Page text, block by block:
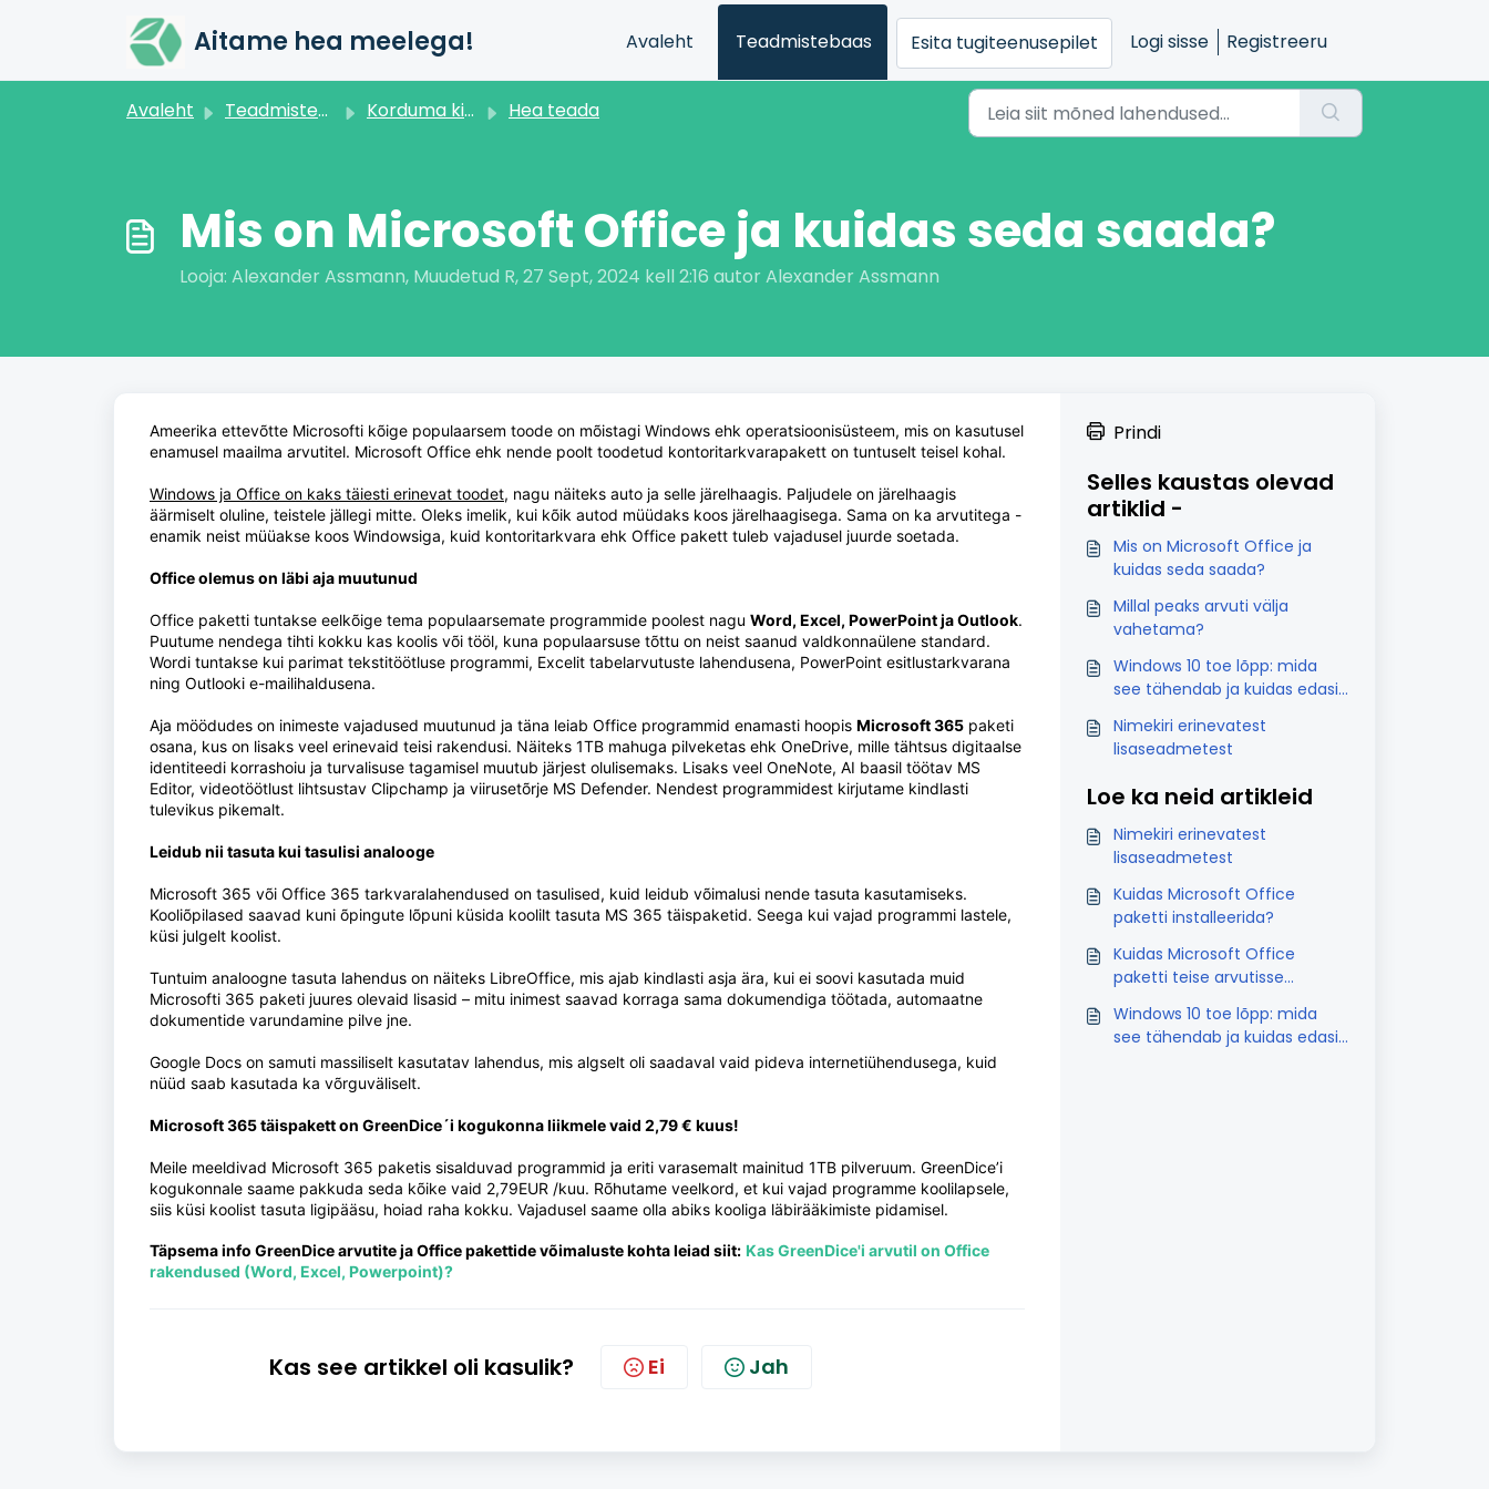
Aitame hea meelega! Avaleht Teadmistebaas Esita tugiteenusepilet Logi sisse Registreeru
Avaleht Teadmistebaas Korduma kippuvad küsimused Hea teada
Mis on Microsoft Office ja kuidas seda saada?
Looja: Alexander Assmann, Muudetud R, 27 Sept, 2024 kell 2:16 autor Alexander Assmann
Ameerika ettevõtte Microsofti kõige populaarsem toode on mõistagi Windows ehk operatsioonisüsteem, mis on kasutusel
enamusel maailma arvutitel. Microsoft Office ehk nende poolt toodetud kontoritarkvarapakett on tuntuselt teisel kohal.
Windows ja Office on kaks täiesti erinevat toodet, nagu näiteks auto ja selle järelhaagis. Paljudele on järelhaagis
äärmiselt oluline, teistele jällegi mitte. Oleks imelik, kui kõik autod müüdaks koos järelhaagisega. Sama on ka arvutitega -
enamik neist müüakse koos Windowsiga, kuid kontoritarkvara ehk Office pakett tuleb vajadusel juurde soetada.
Office olemus on läbi aja muutunud
Office paketti tuntakse eelkõige tema populaarsemate programmide poolest nagu Word, Excel, PowerPoint ja Outlook.
Puutume nendega tihti kokku kas koolis või tööl, kuna populaarsuse tõttu on neist saanud valdkonnaülene standard.
Wordi tuntakse kui parimat tekstitöötluse programmi, Excelit tabelarvutuste lahendusena, PowerPoint esitlustarkvarana
ning Outlooki e-mailihaldusena.
Aja möödudes on inimeste vajadused muutunud ja täna leiab Office programmid enamasti hoopis Microsoft 365 paketi
osana, kus on lisaks veel erinevaid teisi rakendusi. Näiteks 1TB mahuga pilveketas ehk OneDrive, mille tähtsus digitaalse
identiteedi korrashoiu ja turvalisuse tagamisel muutub järjest olulisemaks. Lisaks veel OneNote, AI baasil töötav MS
Editor, videotöötlust lihtsustav Clipchamp ja viirusetõrje MS Defender. Nendest programmidest kirjutame kindlasti
tulevikus pikemalt.
Leidub nii tasuta kui tasulisi analooge
Microsoft 365 või Office 365 tarkvaralahendused on tasulised, kuid leidub võimalusi nende tasuta kasutamiseks.
Kooliõpilased saavad kuni õpingute lõpuni küsida koolilt tasuta MS 365 täispaketid. Seega kui vajad programmi lastele,
küsi julgelt koolist.
Tuntuim analoogne tasuta lahendus on näiteks LibreOffice, mis ajab kindlasti asja ära, kui ei soovi kasutada muid
Microsofti 365 paketi juures olevaid lisasid – mitu inimest saavad korraga sama dokumendiga töötada, automaatne
dokumentide varundamine pilve jne.
Google Docs on samuti massiliselt kasutatav lahendus, mis algselt oli saadaval vaid pideva internetiühendusega, kuid
nüüd saab kasutada ka võrguväliselt.
Microsoft 365 täispakett on GreenDice´i kogukonna liikmele vaid 2,79 € kuus!
Meile meeldivad Microsoft 365 paketis sisalduvad programmid ja eriti varasemalt mainitud 1TB pilveruum. GreenDice’i
kogukonnale saame pakkuda seda kõike vaid 2,79EUR /kuu. Rõhutame veelkord, et kui vajad programme koolilapsele,
siis küsi koolist tasuta ligipääsu, hoiad raha kokku. Vajadusel saame olla abiks kooliga läbirääkimiste pidamisel.
Täpsema info GreenDice arvutite ja Office pakettide võimaluste kohta leiad siit: Kas GreenDice'i arvutil on Office
rakendused (Word, Excel, Powerpoint)?
Kas see artikkel oli kasulik? Ei Jah
Prindi
Selles kaustas olevad
artiklid -
Mis on Microsoft Office ja
kuidas seda saada?
Millal peaks arvuti välja
vahetama?
Windows 10 toe lõpp: mida
see tähendab ja kuidas edasi
Nimekiri erinevatest
lisaseadmetest
Loe ka neid artikleid
Nimekiri erinevatest
lisaseadmetest
Kuidas Microsoft Office
paketti installeerida?
Kuidas Microsoft Office
paketti teise arvutisse
Windows 10 toe lõpp: mida
see tähendab ja kuidas edasi